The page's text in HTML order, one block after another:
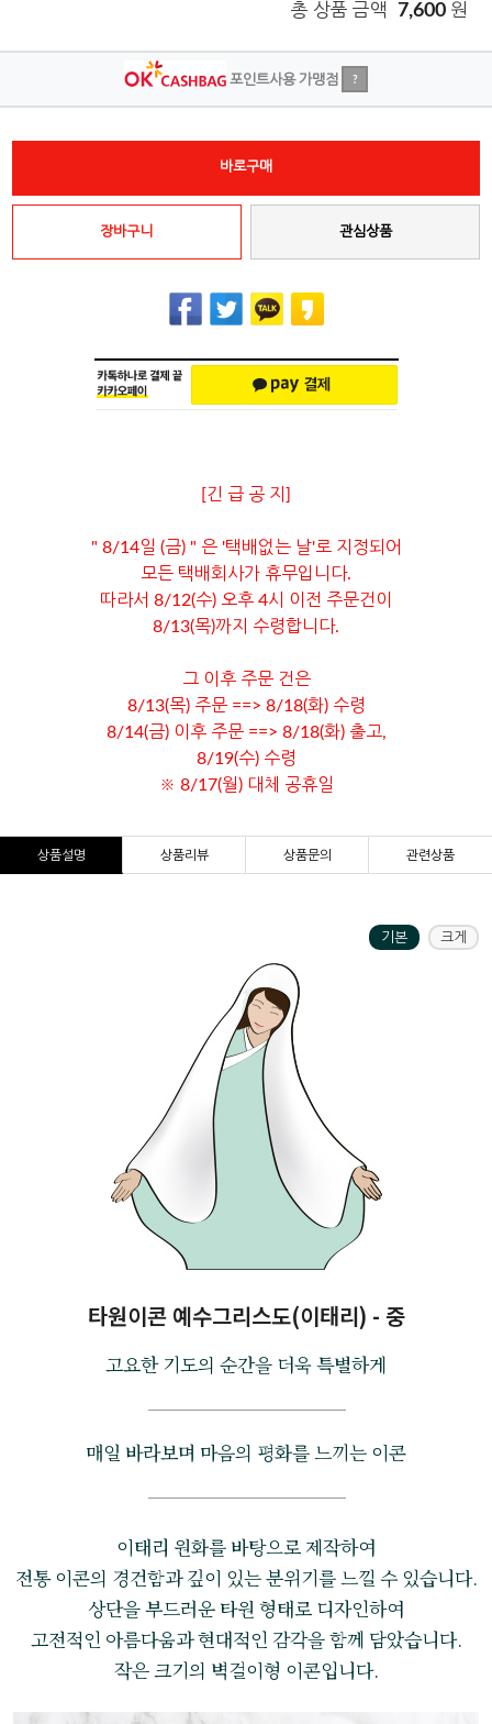
총 상품 금액 7,600 원
포인트사용 가맹점 ?
바로구매
장바구니 관심상품
[긴 급 공 지]
" 8/14일 (금) " 은 '택배없는 날'로 지정되어
모든 택배회사가 휴무입니다.
따라서 8/12(수) 오후 4시 이전 주문건이
8/13(목)까지 수령합니다.
그 이후 주문 건은
8/13(목) 주문 ==> 8/18(화) 수령
8/14(금) 이후 주문 ==> 8/18(화) 출고,
8/19(수) 수령
※ 8/17(월) 대체 공휴일
상품설명 상품리뷰 상품문의 관련상품
기본 크게
타원이콘 예수그리스도(이태리) - 중
고요한 기도의 순간을 더욱 특별하게
매일 바라보며 마음의 평화를 느끼는 이콘
이태리 원화를 바탕으로 제작하여
전통 이콘의 경건함과 깊이 있는 분위기를 느낄 수 있습니다.
상단을 부드러운 타원 형태로 디자인하여
고전적인 아름다움과 현대적인 감각을 함께 담았습니다.
작은 크기의 벽걸이형 이콘입니다.